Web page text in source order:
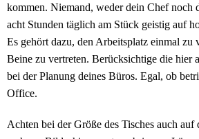
kommen. Niemand, weder dein Chef noch
acht Stunden täglich am Stück geistig auf
Es gehört dazu, den Arbeitsplatz einmal zu
Beine zu vertreten. Berücksichtige die hier
bei der Planung deines Büros. Egal, ob
Office.
Achten bei der Größe des Tisches auch